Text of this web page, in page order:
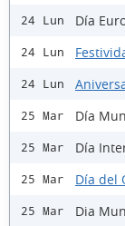
24 Lun Día
24 Lun
24 Lun
25 Mar Día
25 Mar Día
25 Mar Día del
25 Mar Dia